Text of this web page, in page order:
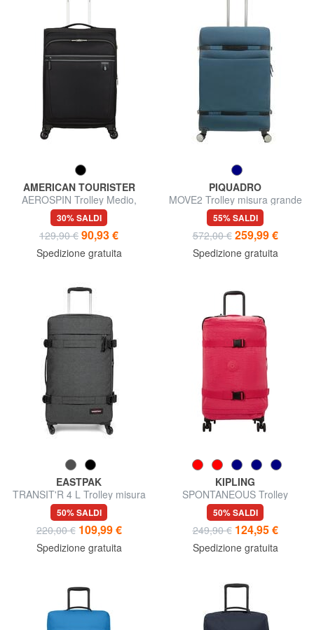
AMERICAN TOURISTER
AEROSPIN Trolley Medio,
espandibile
30% SALDI
129,90 € 90,93 €
Spedizione gratuita
PIQUADRO
MOVE2 Trolley misura grande
55% SALDI
572,00 € 259,99 €
Spedizione gratuita
EASTPAK
TRANSIT'R 4 L Trolley misura
grande
50% SALDI
220,00 € 109,99 €
Spedizione gratuita
KIPLING
SPONTANEOUS Trolley
misura media
50% SALDI
249,90 € 124,95 €
Spedizione gratuita